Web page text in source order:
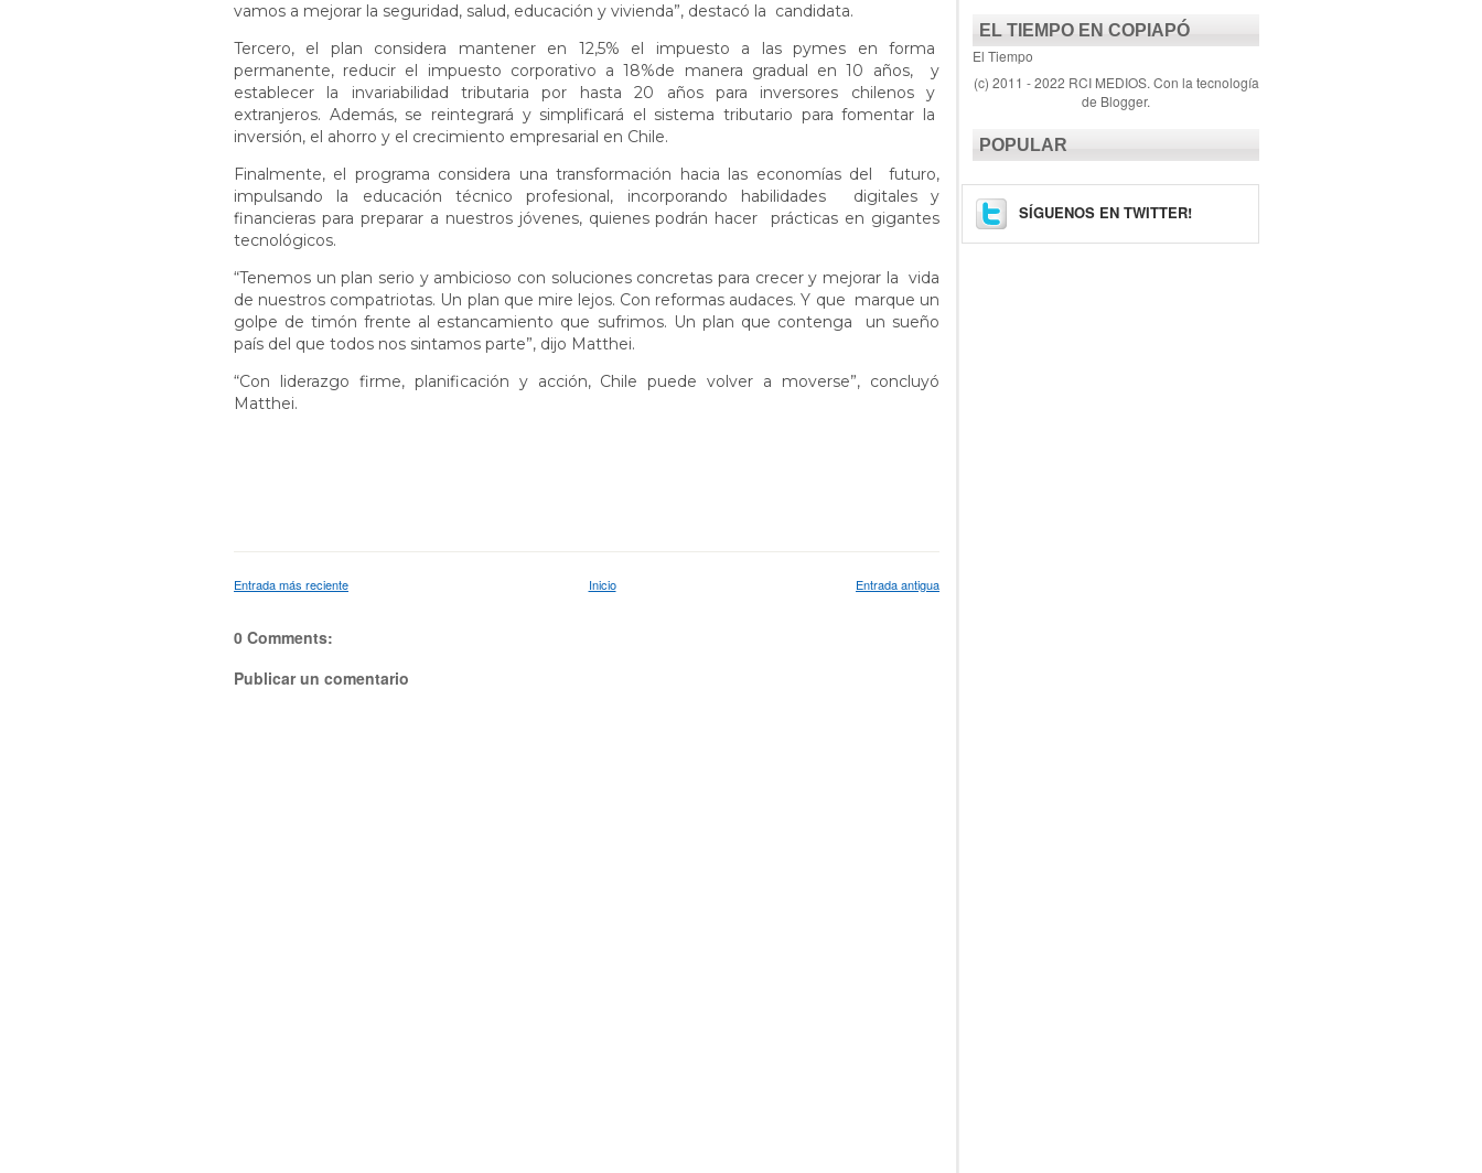
vamos a mejorar la seguridad, salud, educación y vivienda”, destacó la candidata.
Tercero, el plan considera mantener en 12,5% el impuesto a las pymes en forma
permanente, reducir el impuesto corporativo a 18%de manera gradual en 10 años, y
establecer la invariabilidad tributaria por hasta 20 años para inversores chilenos y
extranjeros. Además, se reintegrará y simplificará el sistema tributario para fomentar la
inversión, el ahorro y el crecimiento empresarial en Chile.
Finalmente, el programa considera una transformación hacia las economías del futuro,
impulsando la educación técnico profesional, incorporando habilidades digitales y
financieras para preparar a nuestros jóvenes, quienes podrán hacer prácticas en gigantes
tecnológicos.
“Tenemos un plan serio y ambicioso con soluciones concretas para crecer y mejorar la vida
de nuestros compatriotas. Un plan que mire lejos. Con reformas audaces. Y que marque un
golpe de timón frente al estancamiento que sufrimos. Un plan que contenga un sueño
país del que todos nos sintamos parte”, dijo Matthei.
“Con liderazgo firme, planificación y acción, Chile puede volver a moverse”, concluyó
Matthei.
Entrada más reciente Entrada antigua
Inicio
0 Comments:
Publicar un comentario
EL TIEMPO EN COPIAPÓ
El Tiempo
(c) 2011 - 2022 RCI MEDIOS. Con la tecnología
de Blogger.
POPULAR
SÍGUENOS EN TWITTER!